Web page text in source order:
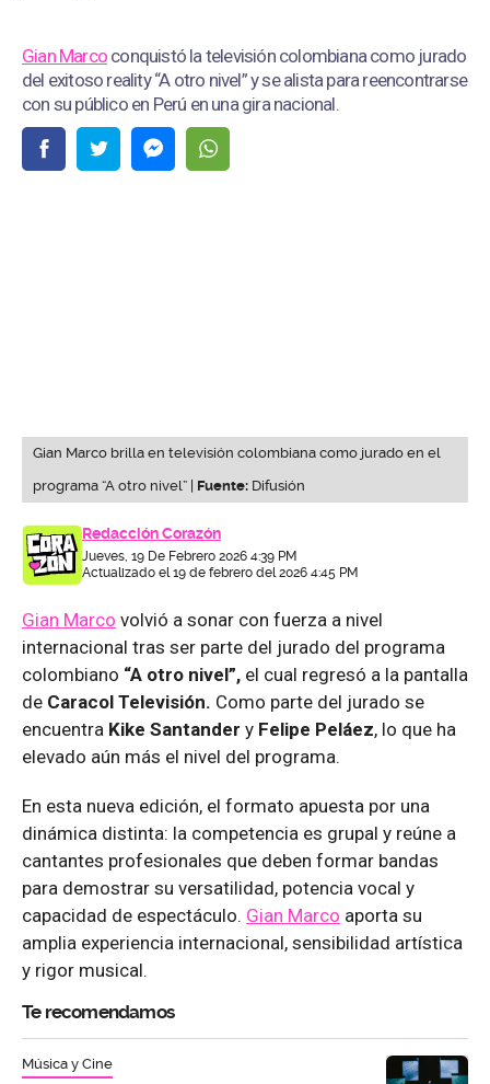
Gian Marco conquistó la televisión colombiana como jurado
del exitoso reality “A otro nivel” y se alista para reencontrarse
con su público en Perú en una gira nacional.
Gian Marco brilla en televisión colombiana como jurado en el
programa “A otro nivel” | Fuente: Difusión
Redacción Corazón
Jueves, 19 De Febrero 2026 4:39 PM
Actualizado el 19 de febrero del 2026 4:45 PM
Gian Marco volvió a sonar con fuerza a nivel
internacional tras ser parte del jurado del programa
colombiano “A otro nivel”, el cual regresó a la pantalla
de Caracol Televisión. Como parte del jurado se
encuentra Kike Santander y Felipe Peláez, lo que ha
elevado aún más el nivel del programa.
En esta nueva edición, el formato apuesta por una
dinámica distinta: la competencia es grupal y reúne a
cantantes profesionales que deben formar bandas
para demostrar su versatilidad, potencia vocal y
capacidad de espectáculo. Gian Marco aporta su
amplia experiencia internacional, sensibilidad artística
y rigor musical.
Te recomendamos
Música y Cine